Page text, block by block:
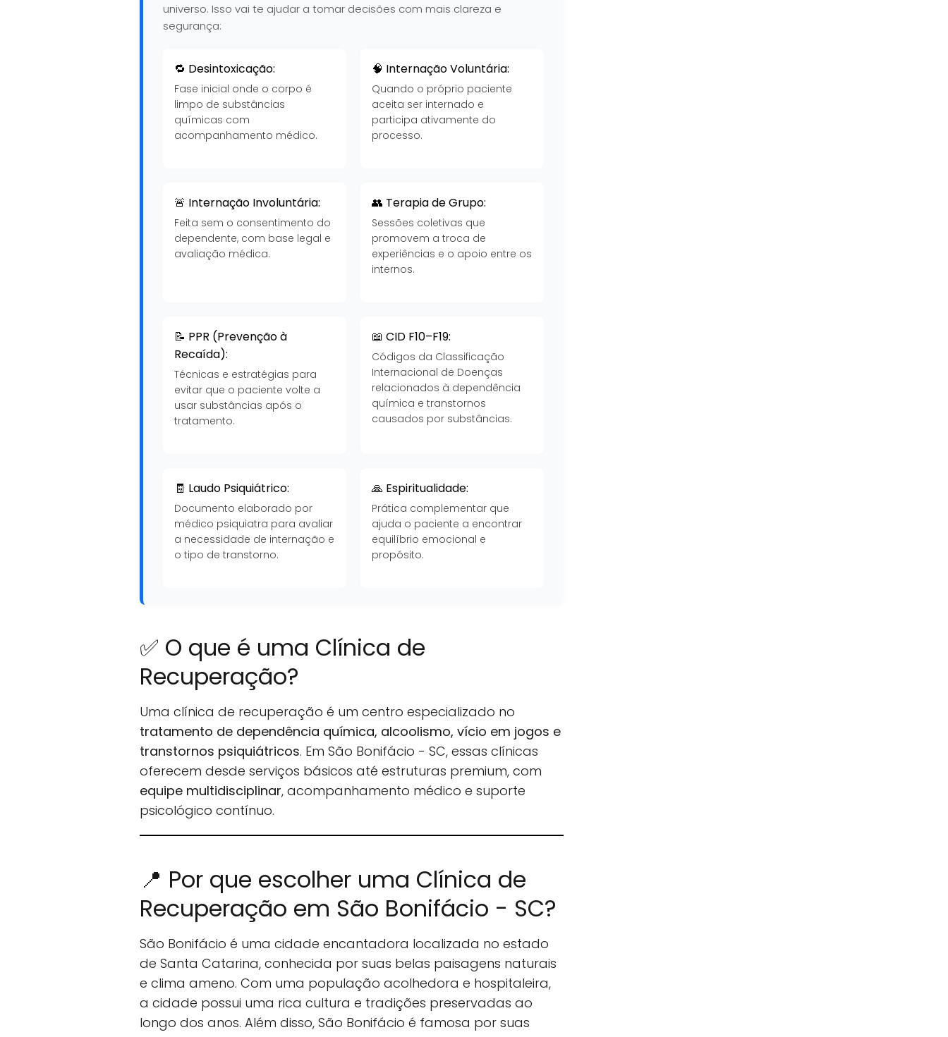
universo. Isso vai te ajudar a tomar decisões com mais clareza e
segurança:
🔁 Desintoxicação:
Fase inicial onde o corpo é
limpo de substâncias
químicas com
acompanhamento médico.
🧠 Internação Voluntária:
Quando o próprio paciente
aceita ser internado e
participa ativamente do
processo.
🚨 Internação Involuntária:
Feita sem o consentimento do
dependente, com base legal e
avaliação médica.
👥 Terapia de Grupo:
Sessões coletivas que
promovem a troca de
experiências e o apoio entre os
internos.
📝 PPR (Prevenção à
Recaída):
Técnicas e estratégias para
evitar que o paciente volte a
usar substâncias após o
tratamento.
📖 CID F10–F19:
Códigos da Classificação
Internacional de Doenças
relacionados à dependência
química e transtornos
causados por substâncias.
🧾 Laudo Psiquiátrico:
Documento elaborado por
médico psiquiatra para avaliar
a necessidade de internação e
o tipo de transtorno.
🙏 Espiritualidade:
Prática complementar que
ajuda o paciente a encontrar
equilíbrio emocional e
propósito.
✅ O que é uma Clínica de
Recuperação?
Uma clínica de recuperação é um centro especializado no
tratamento de dependência química, alcoolismo, vício em jogos e
transtornos psiquiátricos. Em São Bonifácio - SC, essas clínicas
oferecem desde serviços básicos até estruturas premium, com
equipe multidisciplinar, acompanhamento médico e suporte
psicológico contínuo.
📍 Por que escolher uma Clínica de
Recuperação em São Bonifácio - SC?
São Bonifácio é uma cidade encantadora localizada no estado
de Santa Catarina, conhecida por suas belas paisagens naturais
e clima ameno. Com uma população acolhedora e hospitaleira,
a cidade possui uma rica cultura e tradições preservadas ao
longo dos anos. Além disso, São Bonifácio é famosa por suas